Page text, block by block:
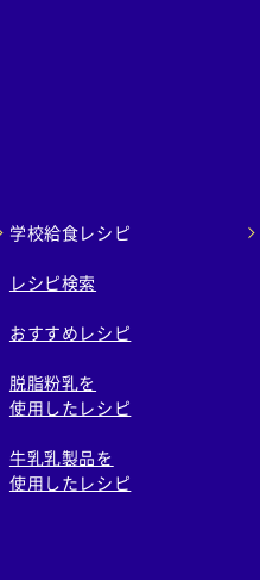
学校給食レシピ
レシピ検索
おすすめレシピ
脱脂粉乳を
使用したレシピ
牛乳乳製品を
使用したレシピ